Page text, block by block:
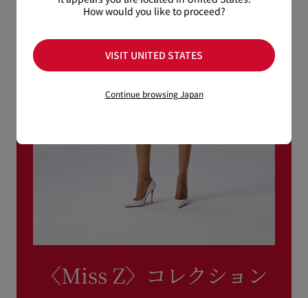
〈Miss Z〉コレクション
How would you like to proceed?
VISIT UNITED STATES
Continue browsing Japan